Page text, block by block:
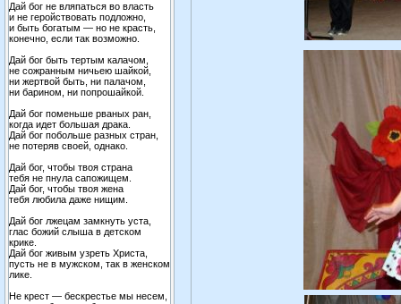
Дай бог не вляпаться во власть
и не геройствовать подложно,
и быть богатым — но не красть,
конечно, если так возможно.
Дай бог быть тертым калачом,
не сожранным ничьею шайкой,
ни жертвой быть, ни палачом,
ни барином, ни попрошайкой.
Дай бог поменьше рваных ран,
когда идет большая драка.
Дай бог побольше разных стран,
не потеряв своей, однако.
Дай бог, чтобы твоя страна
тебя не пнула сапожищем.
Дай бог, чтобы твоя жена
тебя любила даже нищим.
Дай бог лжецам замкнуть уста,
глас божий слыша в детском
крике.
Дай бог живым узреть Христа,
пусть не в мужском, так в женском
лике.
Не крест — бескрестье мы несем,